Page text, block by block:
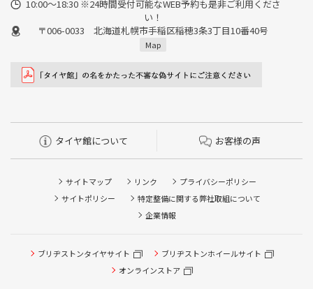
10:00～18:30 ※24時間受付可能なWEB予約も是非ご利用くださ
い！
〒006-0033 北海道札幌市手稲区稲穂3条3丁目10番40号
Map
タイヤ館について お客様の声
サイトマップ リンク
プライバシーポリシー
サイトポリシー
特定整備に関する弊社取組について
企業情報
ブリヂストンタイヤサイト
ブリヂストンホイールサイト
オンラインストア
タイヤ点検・安全点検/タイヤ履き替え/オイル交換/その他
ピット作業の予約